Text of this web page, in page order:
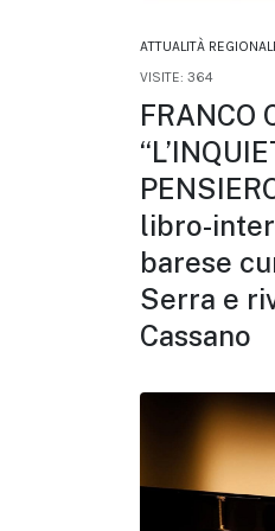
ATTUALITÀ
VISITE: 364
FRANCO
libro-
barese
Serra e
Cassano